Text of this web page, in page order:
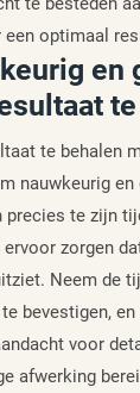
optimaal
en
te behalen
nauwkeurig en
precies te zijn
zorgen
Neem de
bevestigen,
voor
afwerking